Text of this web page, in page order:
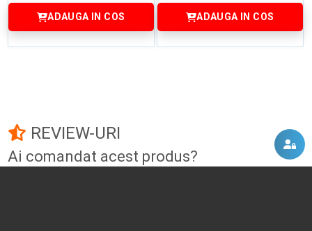
ADAUGA IN COS ADAUGA IN COS
REVIEW-URI
Ai comandat acest produs?